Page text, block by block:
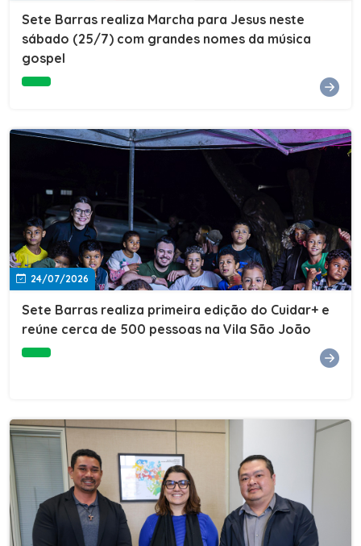
Sete Barras realiza Marcha para Jesus neste
sábado (25/7) com grandes nomes da música
gospel
24/07/2026
Sete Barras realiza primeira edição do Cuidar+ e
reúne cerca de 500 pessoas na Vila São João